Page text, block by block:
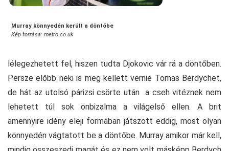
Murray könnyedén került a döntőbe
Kép forrása: metro.co.uk
lélegezhetett fel, hiszen tudta Djokovic vár rá a döntőben.
Persze előbb neki is meg kellett vernie Tomas Berdychet,
de hát az utolsó párizsi csörte után a cseh vitéznek nem
lehetett túl sok önbizalma a világelső ellen. A brit
amennyire idény eleji formában játszott eddig, most olyan
könnyedén vágtatott be a döntőbe. Murray amikor már kell,